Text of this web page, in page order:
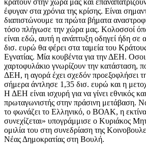
έφυγαν στα χρόνια της κρίσης. Είναι
διαπιστώνουμε τα πρώτα βήματα
τόσο πλήγωσε την χώρα μας. Κολοσσοί
είναι εδώ, αυτή η ανάπτυξη οδηγεί ήδη σε
δισ. ευρώ θα φέρει στα ταμεία του
Εγνατίας. Μία κουβέντα για την ΔΕΗ. Οσοι
χαρτοφυλάκιο γνωρίζουν την κατάσταση,
ΔΕΗ, η αγορά έχει σχεδόν προεξοφλήσει
σήμερα άντλησε 1,35 δισ. ευρώ και η
Η ΔΕΗ είναι ισχυρή για να γίνει εθνικός
πρωταγωνιστής στην πράσινη μετάβαση.
το φωνάζει το Ελληνικό, ο ΒΟΑΚ, η
συνεχίζεται» υπογράμμισε ο Κυριάκος
ομιλία του στη συνεδρίαση της
Νέας Δημοκρατίας στη Βουλή.